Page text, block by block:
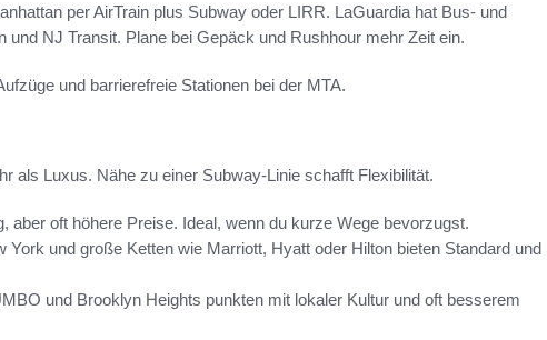
per AirTrain plus Subway oder LIRR. LaGuardia hat Bus- und
und NJ Transit. Plane bei Gepäck und Rushhour mehr Zeit ein.
und barrierefreie Stationen bei der MTA.
als Luxus. Nähe zu einer Subway-Linie schafft Flexibilität.
aber oft höhere Preise. Ideal, wenn du kurze Wege bevorzugst.
York und große Ketten wie Marriott, Hyatt oder Hilton bieten Standard und
und Brooklyn Heights punkten mit lokaler Kultur und oft besserem